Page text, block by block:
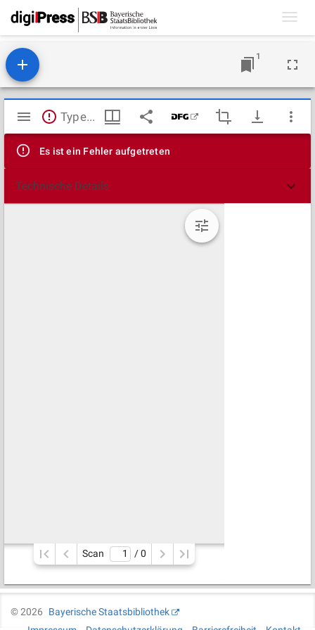
1
Mirador
Viewer
TypeError: Failed to fetch
Es ist ein Fehler aufgetreten
Technische Details
Scan / 0
©2026
Bayerische Staatsbibliothek